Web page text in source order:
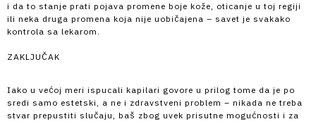
i da to stanje prati pojava promene boje kože, oticanje u toj regiji
ili neka druga promena koja nije uobičajena – savet je svakako
kontrola sa lekarom.
ZAKLJUČAK
Iako u većoj meri ispucali kapilari govore u prilog tome da je po
sredi samo estetski, a ne i zdravstveni problem – nikada ne treba
stvar prepustiti slučaju, baš zbog uvek prisutne mogućnosti i za